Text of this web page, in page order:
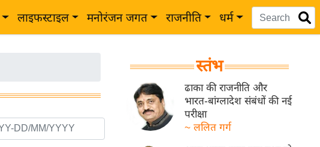
लाइफस्टाइल मनोरंजन जगत राजनीति धर्म
स्तंभ
ढाका की राजनीति और
भारत-बांग्लादेश संबंधों की नई
परीक्षा
~ ललित गर्ग